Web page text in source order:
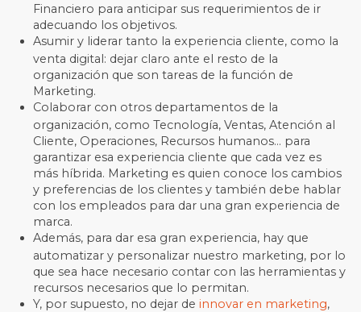
Financiero para anticipar sus requerimientos de ir
adecuando los objetivos.
Asumir y liderar tanto la experiencia cliente, como la
venta digital: dejar claro ante el resto de la
organización que son tareas de la función de
Marketing.
Colaborar con otros departamentos de la
organización, como Tecnología, Ventas, Atención al
Cliente, Operaciones, Recursos humanos… para
garantizar esa experiencia cliente que cada vez es
más híbrida. Marketing es quien conoce los cambios
y preferencias de los clientes y también debe hablar
con los empleados para dar una gran experiencia de
marca.
Además, para dar esa gran experiencia, hay que
automatizar y personalizar nuestro marketing, por lo
que sea hace necesario contar con las herramientas y
recursos necesarios que lo permitan.
Y, por supuesto, no dejar deinnovar en marketing,